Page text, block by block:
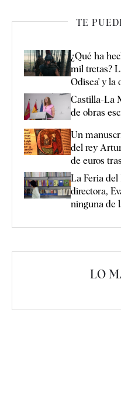
TE
¿Qué ha
mil tretas?
Odisea' y la
Castilla-La
de obras
Un
del rey
de euros
La Feria
directora,
ninguna de
LO